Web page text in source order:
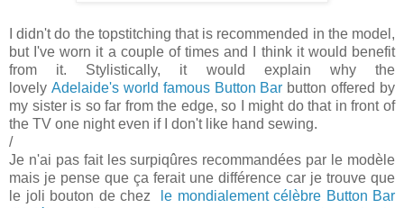
I didn't do the topstitching that is recommended in the model,
but I've worn it a couple of times and I think it would benefit
from it. Stylistically, it would explain why the
lovely Adelaide's world famous Button Bar button offered by
my sister is so far from the edge, so I might do that in front of
the TV one night even if I don't like hand sewing.
/
Je n'ai pas fait les surpiqûres recommandées par le modèle
mais je pense que ça ferait une différence car je trouve que
le joli bouton de chez
le mondialement célèbre Button Bar